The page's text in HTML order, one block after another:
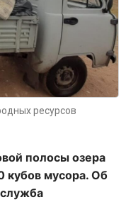
ресурсов
полосы озера
кубов мусора. Об